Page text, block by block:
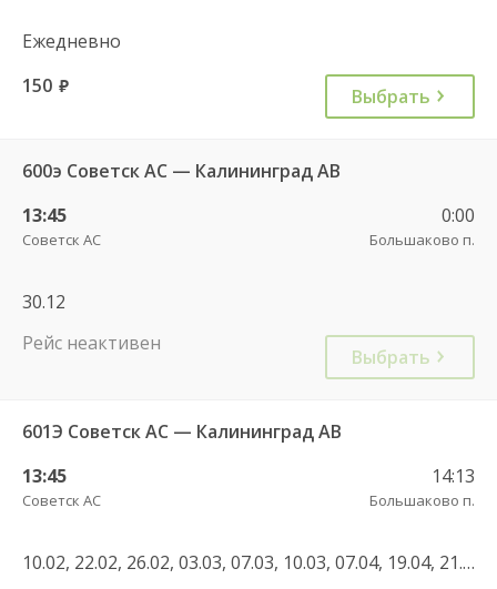
Ежедневно
150 руб. Выбрать
600э Советск АС — Калининград АВ
13:45
Советск АС
0:00
Большаково п.
30.12
Рейс неактивен
Выбрать
601Э Советск АС — Калининград АВ
13:45
Советск АС
14:13
Большаково п.
10.02, 22.02, 26.02, 03.03, 07.03, 10.03, 07.04, 19.04, 21.04, 28.04, 05.05, 20.05, 09.06, 16.06, 23.06, 30.06, 01.07, 08.07, 07.07, 14.07, 21.07, 28.07, 04.08, 11.08, 18.08, 25.08, 01.09, 08.09, 10.09, 22.09, 29.09, 01.10, 08.10, 29.10, 19.11, 10.12, 02.01, 02.01, 03.01, 19.01, 16.02, 22.02, 25.02, 22.02, 25.02, 07.03, 10.03, 01.03, 14.04, 05.08, 13.09, 20.09, 26.09, 27.09, 03.10, 04.10, 11.10, 17.10, 24.10, 01.11, 02.11, 07.11, 21.11, 28.11, 05.12, 12.12, 19.12, 26.12, 16.01